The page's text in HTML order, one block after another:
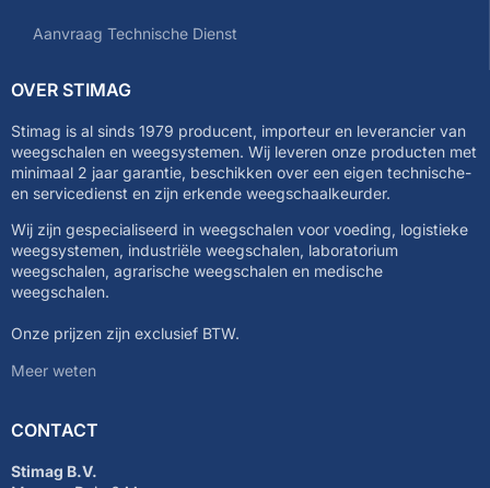
Aanvraag Technische Dienst
OVER STIMAG
Stimag is al sinds 1979 producent, importeur en leverancier van
weegschalen en weegsystemen. Wij leveren onze producten met
minimaal 2 jaar garantie, beschikken over een eigen technische-
en servicedienst en zijn erkende weegschaalkeurder.
Wij zijn gespecialiseerd in weegschalen voor voeding, logistieke
weegsystemen, industriële weegschalen, laboratorium
weegschalen, agrarische weegschalen en medische
weegschalen.
Onze prijzen zijn exclusief BTW.
Meer weten
CONTACT
Stimag B.V.